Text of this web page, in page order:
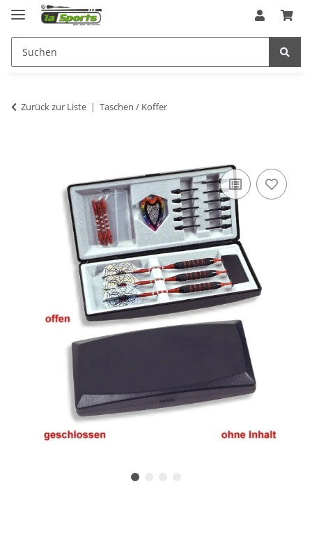
Zurück zur Liste Taschen / Koffer